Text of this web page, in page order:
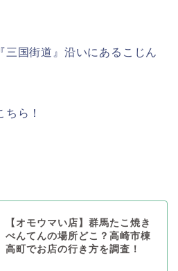
三国街道』沿いにあるこじん
ら！
【オモウマい店】群馬たこ焼き
べんてんの場所どこ？高崎市棟
高町でお店の行き方を調査！